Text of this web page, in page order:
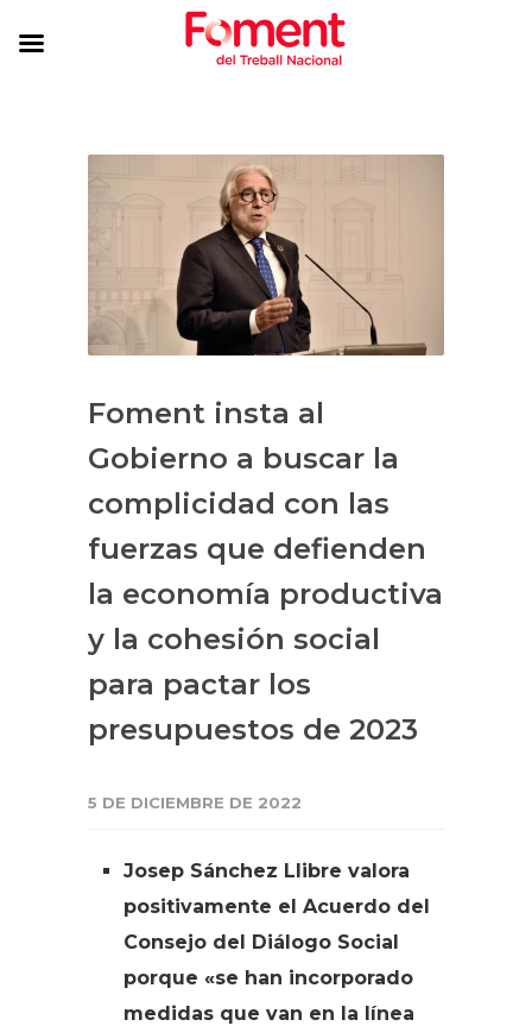
Foment insta al
Gobierno a buscar la
complicidad con las
fuerzas que defienden
la economía productiva
y la cohesión social
para pactar los
presupuestos de 2023
5 DE DICIEMBRE DE 2022
Josep Sánchez Llibre valora
positivamente el Acuerdo del
Consejo del Diálogo Social
porque «se han incorporado
medidas que van en la línea